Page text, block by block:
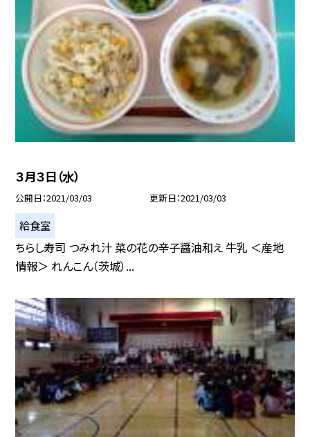
３月３日（水）
公開日 2021/03/03 更新日 2021/03/03
給食室
ちらし寿司 つみれ汁 菜の花の辛子醤油和え 牛乳 ＜産地
情報＞ れんこん（茨城）...